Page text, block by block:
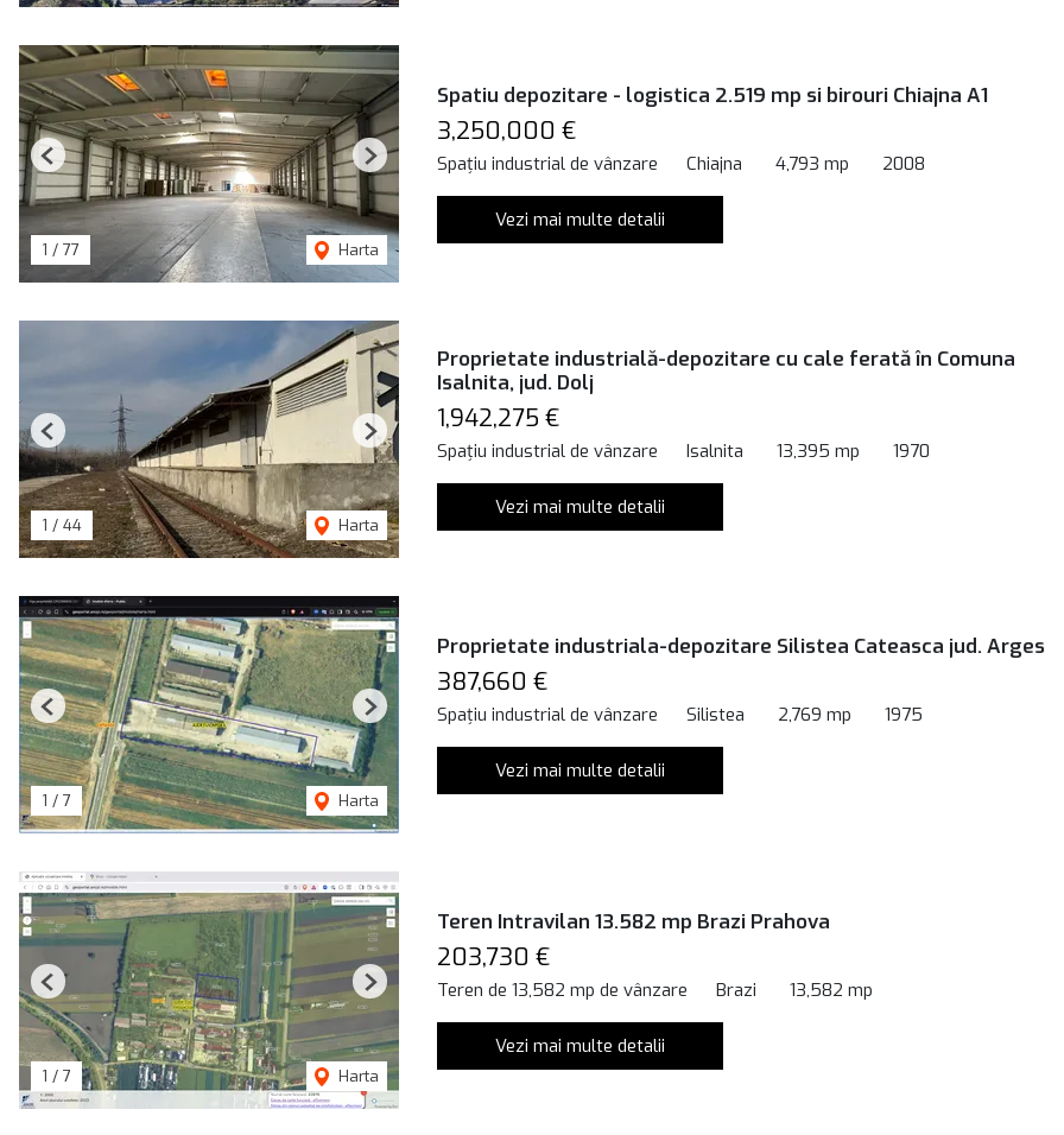
1 / 77 Harta
Previous Next
Spatiu depozitare - logistica 2.519 mp si birouri Chiajna A1
3,250,000 €
Spațiu industrial de vânzare Chiajna 4,793 mp 2008
Vezi mai multe detalii
1 / 44 Harta
Previous Next
Proprietate industrială-depozitare cu cale ferată în Comuna
Isalnita, jud. Dolj
1,942,275 €
Spațiu industrial de vânzare Isalnita 13,395 mp 1970
Vezi mai multe detalii
1 / 7 Harta
Previous Next
Proprietate industriala-depozitare Silistea Cateasca jud. Arges
387,660 €
Spațiu industrial de vânzare Silistea 2,769 mp 1975
Vezi mai multe detalii
1 / 7 Harta
Previous Next
Teren Intravilan 13.582 mp Brazi Prahova
203,730 €
Teren de 13,582 mp de vânzare Brazi 13,582 mp
Vezi mai multe detalii